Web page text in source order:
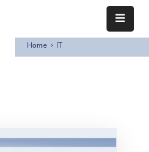
Home IT